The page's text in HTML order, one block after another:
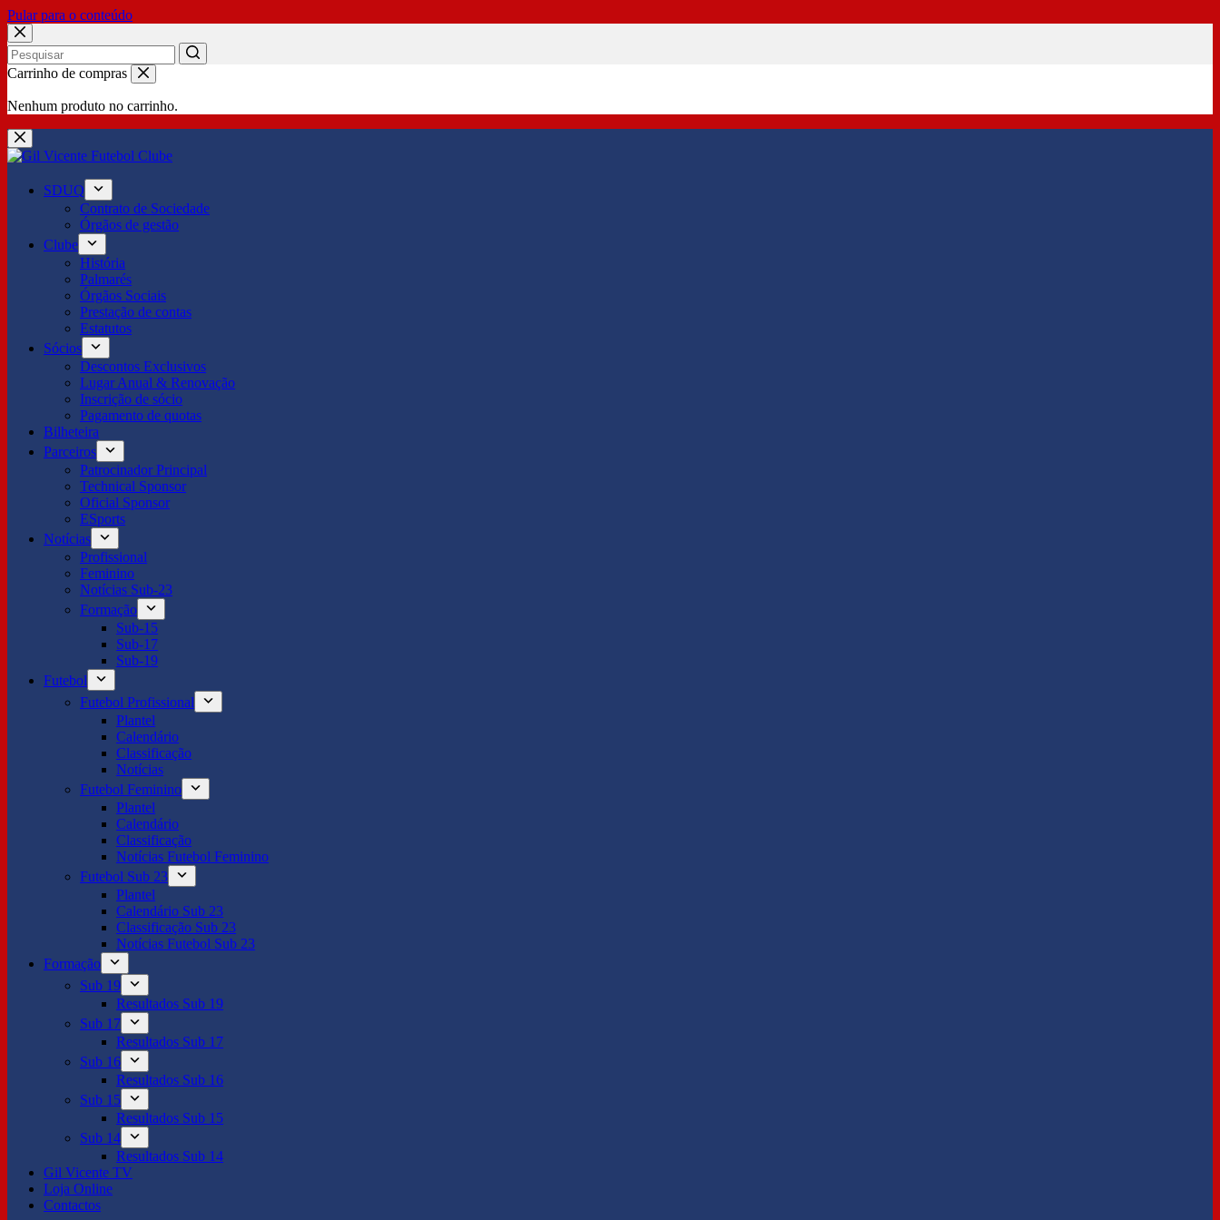
Pular para o conteúdo
No
Carrinho de compras
Nenhum produto no carrinho.
SDUQ
Contrato de Sociedade
Órgãos de gestão
Clube
História
Palmarés
Órgãos Sociais
Prestação de contas
Estatutos
Sócios
Descontos Exclusivos
Lugar Anual & Renovação
Inscrição de sócio
Pagamento de quotas
Bilheteira
Parceiros
Patrocinador Principal
Technical Sponsor
Oficial Sponsor
ESports
Notícias
Profissional
Feminino
Notícias Sub-23
Formação
Sub-15
Sub-17
Sub-19
Futebol
Futebol Profissional
Plantel
Calendário
Classificação
Notícias
Futebol Feminino
Plantel
Calendário
Classificação
Notícias Futebol Feminino
Futebol Sub 23
Plantel
Calendário Sub 23
Classificação Sub 23
Notícias Futebol Sub 23
Formação
Sub 19
Resultados Sub 19
Sub 17
Resultados Sub 17
Sub 16
Resultados Sub 16
Sub 15
Resultados Sub 15
Sub 14
Resultados Sub 14
Gil Vicente TV
Loja Online
Contactos